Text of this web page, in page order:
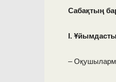
Сабақтың
І.
–